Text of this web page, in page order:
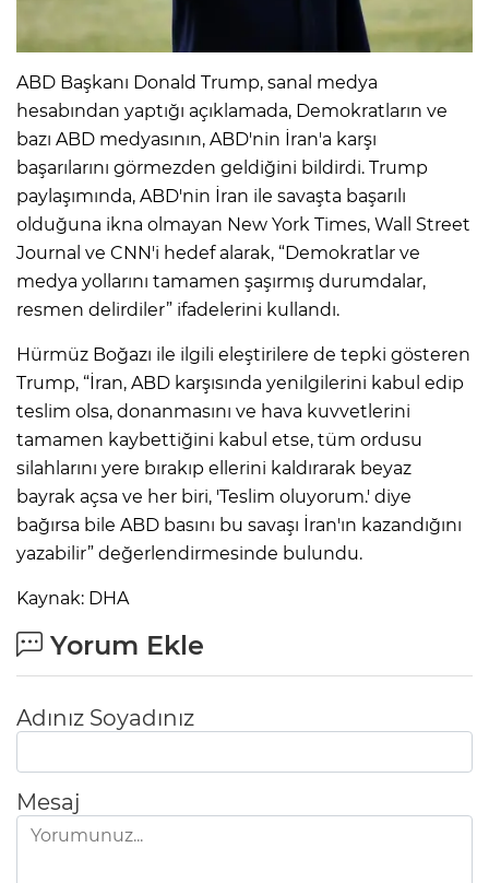
ABD Başkanı Donald Trump, sanal medya
hesabından yaptığı açıklamada, Demokratların ve
bazı ABD medyasının, ABD'nin İran'a karşı
başarılarını görmezden geldiğini bildirdi. Trump
paylaşımında, ABD'nin İran ile savaşta başarılı
olduğuna ikna olmayan New York Times, Wall Street
Journal ve CNN'i hedef alarak, “Demokratlar ve
medya yollarını tamamen şaşırmış durumdalar,
resmen delirdiler” ifadelerini kullandı.
Hürmüz Boğazı ile ilgili eleştirilere de tepki gösteren
Trump, “İran, ABD karşısında yenilgilerini kabul edip
teslim olsa, donanmasını ve hava kuvvetlerini
tamamen kaybettiğini kabul etse, tüm ordusu
silahlarını yere bırakıp ellerini kaldırarak beyaz
bayrak açsa ve her biri, 'Teslim oluyorum.' diye
bağırsa bile ABD basını bu savaşı İran'ın kazandığını
yazabilir” değerlendirmesinde bulundu.
Kaynak: DHA
Yorum Ekle
Adınız Soyadınız
Mesaj